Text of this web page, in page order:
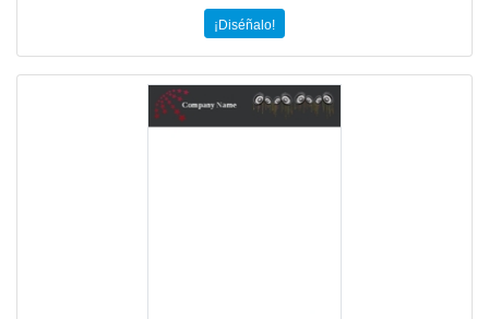
¡Diséñalo!